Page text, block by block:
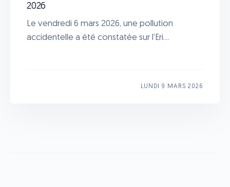
2026
Le vendredi 6 mars 2026, une pollution
accidentelle a été constatée sur l’Eri...
LUNDI 9 MARS 2026